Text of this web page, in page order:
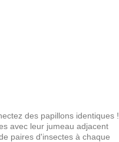
des papillons identiques !
avec leur jumeau adjacent
paires d'insectes à chaque